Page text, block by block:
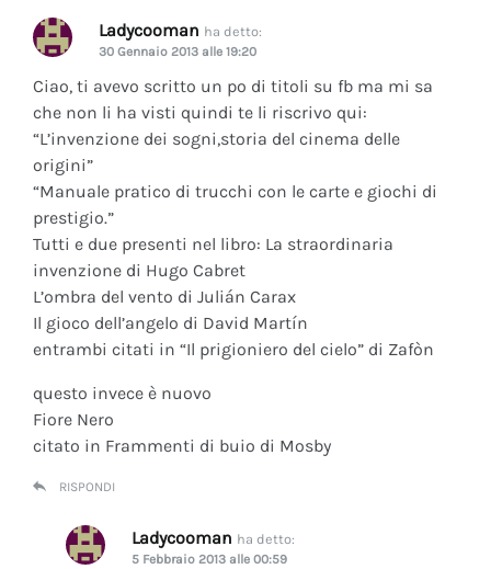
Ladycooman ha detto:
30 Gennaio 2013 alle 19:20
Ciao, ti avevo scritto un po di titoli su fb ma mi sa
che non li ha visti quindi te li riscrivo qui:
“L’invenzione dei sogni,storia del cinema delle
origini”
“Manuale pratico di trucchi con le carte e giochi di
prestigio.”
Tutti e due presenti nel libro: La straordinaria
invenzione di Hugo Cabret
L’ombra del vento di Julián Carax
Il gioco dell’angelo di David Martín
entrambi citati in “Il prigioniero del cielo” di Zafòn
questo invece è nuovo
Fiore Nero
citato in Frammenti di buio di Mosby
RISPONDI
Ladycooman ha detto:
5 Febbraio 2013 alle 00:59